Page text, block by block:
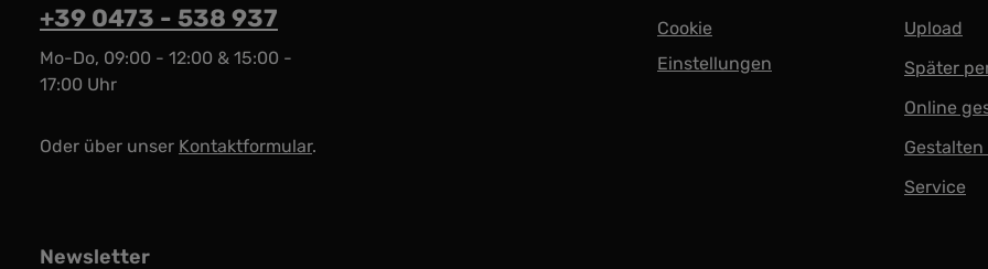
+39 0473 - 538 937
Mo-Do, 09:00 - 12:00 & 15:00 -
17:00 Uhr
Oder über unser Kontaktformular.
Cookie
Einstellungen
Upload
Später
Online
Gestalten
Service
Newsletter